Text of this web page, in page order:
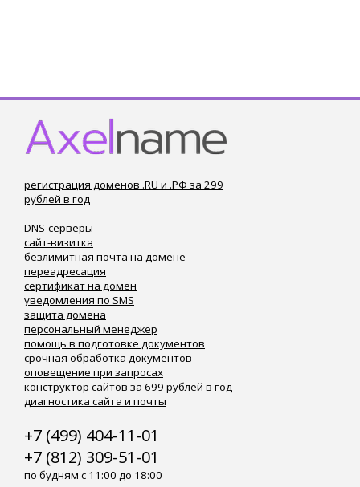
регистрация доменов .RU и .РФ за 299
рублей в год
DNS-серверы
сайт-визитка
безлимитная почта на домене
переадресация
сертификат на домен
уведомления по SMS
защита домена
персональный менеджер
помощь в подготовке документов
срочная обработка документов
оповещение при запросах
конструктор сайтов за 699 рублей в год
диагностика сайта и почты
+7 (499) 404-11-01
+7 (812) 309-51-01
по будням с 11:00 до 18:00